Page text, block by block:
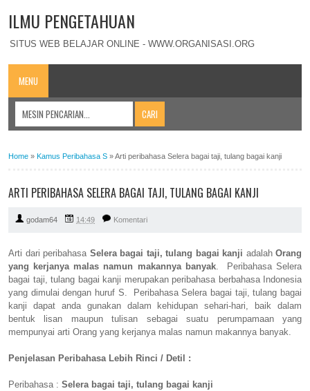
ILMU PENGETAHUAN
SITUS WEB BELAJAR ONLINE - WWW.ORGANISASI.ORG
MENU
Home » Kamus Peribahasa S »Arti peribahasa Selera bagai taji, tulang bagai kanji
ARTI PERIBAHASA SELERA BAGAI TAJI, TULANG BAGAI KANJI
godam64 14:49 Komentari
Arti dari peribahasa Selera bagai taji, tulang bagai kanji adalah Orang
yang kerjanya malas namun makannya banyak. Peribahasa Selera
bagai taji, tulang bagai kanji merupakan peribahasa berbahasa Indonesia
yang dimulai dengan huruf S. Peribahasa Selera bagai taji, tulang bagai
kanji dapat anda gunakan dalam kehidupan sehari-hari, baik dalam
bentuk lisan maupun tulisan sebagai suatu perumpamaan yang
mempunyai arti Orang yang kerjanya malas namun makannya banyak.
Penjelasan Peribahasa Lebih Rinci / Detil :
Peribahasa : Selera bagai taji, tulang bagai kanji